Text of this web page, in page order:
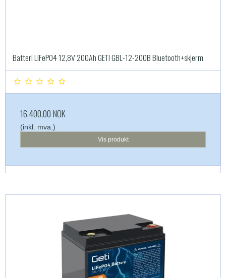
Batteri LiFePO4 12,8V 200Ah GETI GBL-12-200B Bluetooth+skjerm
16.400,00 NOK
(inkl. mva.)
Vis produkt